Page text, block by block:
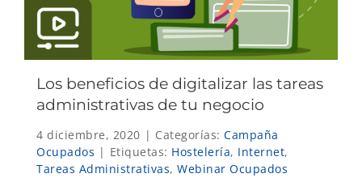
Los beneficios de digitalizar las tareas
administrativas de tu negocio
4 diciembre, 2020 | Categorías: Campaña
Ocupados | Etiquetas: Hostelería, Internet,
Tareas Administrativas, Webinar Ocupados